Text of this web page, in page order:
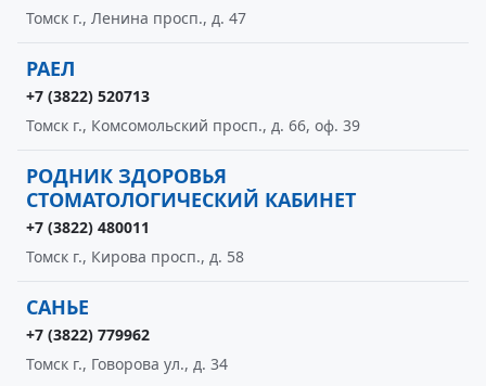
Томск г., Ленина просп., д. 47
РАЕЛ
+7 (3822) 520713
Томск г., Комсомольский просп., д. 66, оф. 39
РОДНИК ЗДОРОВЬЯ
СТОМАТОЛОГИЧЕСКИЙ КАБИНЕТ
+7 (3822) 480011
Томск г., Кирова просп., д. 58
САНЬЕ
+7 (3822) 779962
Томск г., Говорова ул., д. 34